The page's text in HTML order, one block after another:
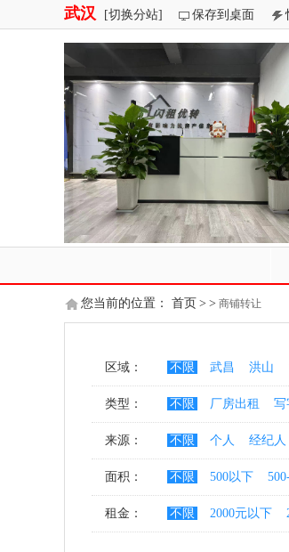
武汉 [切换分站] 保存到桌面
您当前的位置： 首页 > > 商铺转让
区域： 不限 武昌 洪山
类型： 不限 厂房出租 写
来源： 不限 个人 经纪人
面积： 不限 500以下
租金： 不限 2000元以下